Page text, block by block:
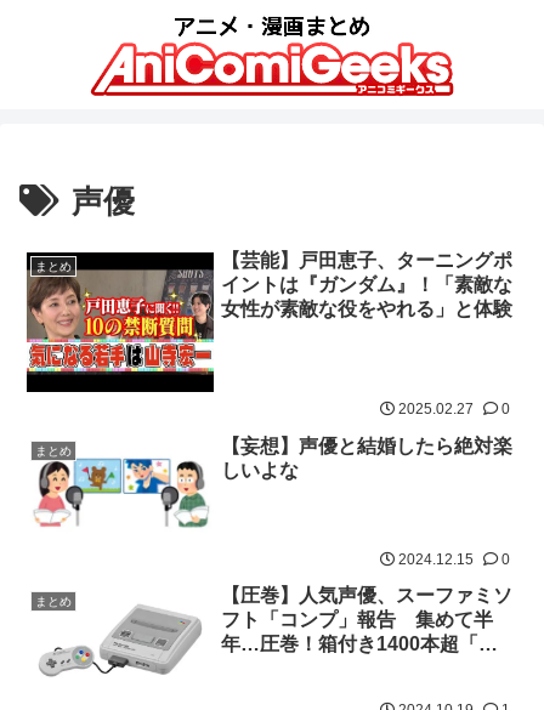
声優
まとめ
【芸能】戸田恵子、ターニングポ
イントは『ガンダム』！「素敵な
女性が素敵な役をやれる」と体験
2025.02.27 0
まとめ
【妄想】声優と結婚したら絶対楽
しいよな
2024.12.15 0
まとめ
【圧巻】人気声優、スーファミソ
フト「コンプ」報告 集めて半
年…圧巻！箱付き1400本超「子